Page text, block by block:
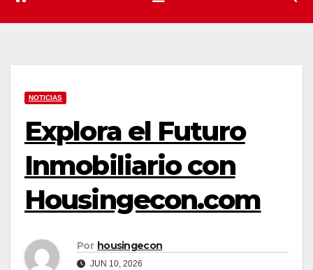
NOTICIAS
Explora el Futuro
Inmobiliario con
Housingecon.com
Por housingecon
JUN 10, 2026